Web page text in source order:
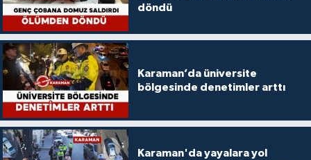
döndü
Karaman’da üniversite
bölgesinde denetimler arttı
Karaman'da yayalara yol